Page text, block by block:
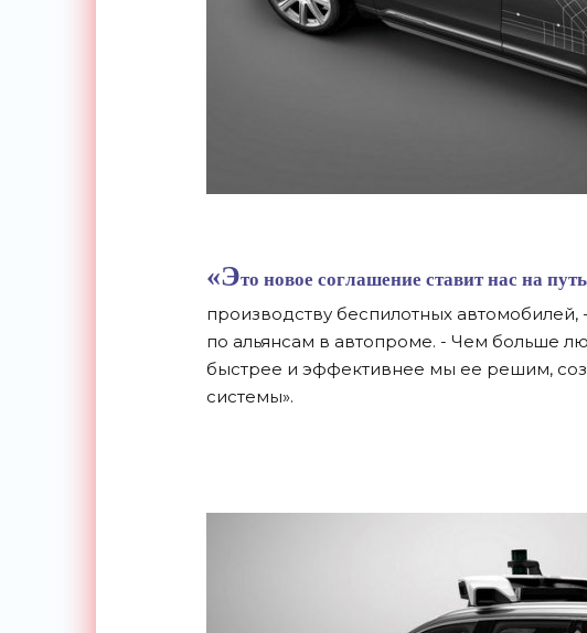
«Это новое соглашение ставит нас на
производству беспилотных
по альянсам в автопроме. - Чем больше
быстрее и эффективнее мы ее решим,
системы».